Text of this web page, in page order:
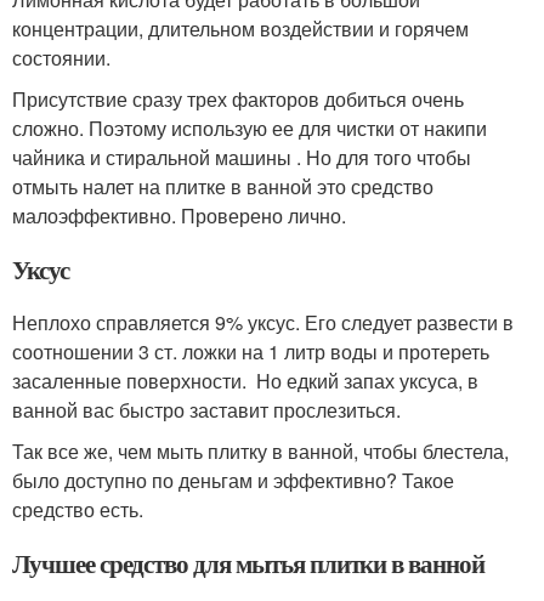
концентрации, длительном воздействии и горячем
состоянии.
Присутствие сразу трех факторов добиться очень
сложно. Поэтому использую ее для чистки от накипи
чайника и стиральной машины . Но для того чтобы
отмыть налет на плитке в ванной это средство
малоэффективно. Проверено лично.
Уксус
Неплохо справляется 9% уксус. Его следует развести в
соотношении 3 ст. ложки на 1 литр воды и протереть
засаленные поверхности. Но едкий запах уксуса, в
ванной вас быстро заставит прослезиться.
Так все же, чем мыть плитку в ванной, чтобы блестела,
было доступно по деньгам и эффективно? Такое
средство есть.
Лучшее средство для мытья плитки в ванной